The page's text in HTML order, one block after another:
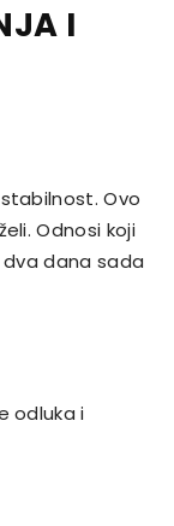
I
Ovo
Odnosi koji
dana sada
odluka i